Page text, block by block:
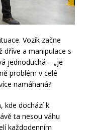
Vozík začne
dříve a manipulace s
jednoduchá – „je
problém v celé
namáhaná?
kde dochází k
ta nesou váhu
každodenním